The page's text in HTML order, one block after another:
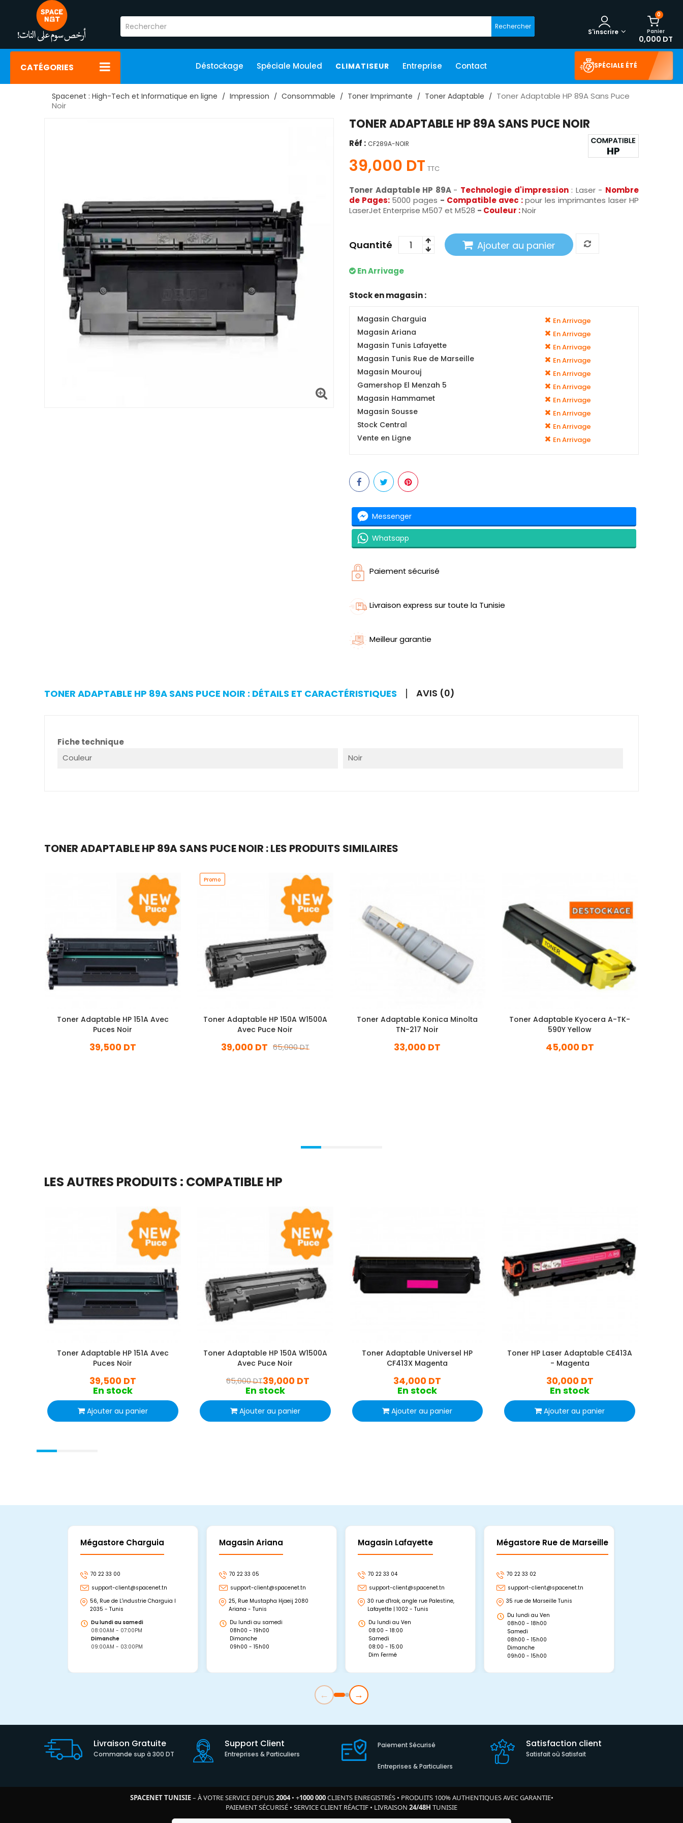
Rechercher
0
Panier
0,000 DT
S'inscrire
CATÉGORIES Déstockage Spéciale Mouled CLIMATISEUR Entreprise Contact SPÉCIALE ÉTÉ
Spacenet : High-Tech et Informatique en ligne Impression Consommable Toner Imprimante Toner Adaptable
Toner Adaptable HP 89A Sans Puce
Noir
TONER ADAPTABLE HP 89A SANS PUCE NOIR
Réf : CF289A-NOIR
39,000 DT TTC
Toner Adaptable HP 89A - Technologie d'impression: Laser - Nombre
de Pages: 5000 pages - Compatible avec :pour les imprimantes laser HP
LaserJet Enterprise M507 et M528 - Couleur :Noir
Quantité Ajouter au panier
En Arrivage
Stock en magasin :
Magasin Charguia En Arrivage
Magasin Ariana En Arrivage
Magasin Tunis Lafayette En Arrivage
Magasin Tunis Rue de Marseille En Arrivage
Magasin Mourouj En Arrivage
Gamershop El Menzah 5 En Arrivage
Magasin Hammamet En Arrivage
Magasin Sousse En Arrivage
Stock Central En Arrivage
Vente en Ligne En Arrivage
Messenger
Whatsapp
Paiement sécurisé
Livraison express sur toute la Tunisie
Meilleur garantie
TONER ADAPTABLE HP 89A SANS PUCE NOIR : DÉTAILS ET CARACTÉRISTIQUES AVIS (0)
Fiche technique
Couleur
Noir
TONER ADAPTABLE HP 89A SANS PUCE NOIR : LES PRODUITS SIMILAIRES
Toner Adaptable HP 151A Avec
Puces Noir
39,500 DT
Promo
Toner Adaptable HP 150A W1500A
Avec Puce Noir
65,000 DT
39,000 DT
Toner Adaptable Konica Minolta
TN-217 Noir
33,000 DT
Toner Adaptable Kyocera A-TK-
590Y Yellow
45,000 DT
LES AUTRES PRODUITS : COMPATIBLE HP
Toner Adaptable HP 151A Avec
Puces Noir
39,500 DT
En stock
Ajouter au panier
Toner Adaptable HP 150A W1500A
Avec Puce Noir
39,000 DT
65,000 DT
En stock
Ajouter au panier
Toner Adaptable Universel HP
CF413X Magenta
34,000 DT
En stock
Ajouter au panier
Toner HP Laser Adaptable CE413A
- Magenta
30,000 DT
En stock
Ajouter au panier
Mégastore Charguia
70 22 33 00
support-client@spacenet.tn
56, Rue de L'industrie Charguia I
2035 - Tunis
Du lundi au samedi
08:00AM - 07:00PM
Dimanche
09:00AM - 03:00PM
Magasin Ariana
70 22 33 05
support-client@spacenet.tn
25, Rue Mustapha Hjaeij 2080
Ariana - Tunis
Du lundi au samedi
08h00 - 19h00
Dimanche
09h00 - 15h00
Magasin Lafayette
70 22 33 04
support-client@spacenet.tn
30 rue d'Irak, angle rue Palestine,
Lafayette | 1002 - Tunis
Du lundi au Ven
08:00 - 18:00
Samedi
08:00 - 15:00
Dim Fermé
Mégastore Rue de Marseille
70 22 33 02
support-client@spacenet.tn
35 rue de Marseille Tunis
Du lundi au Ven
08h00 - 18h00
Samedi
08h00 - 15h00
Dimanche
09h00 - 15h00
← →
Livraison Gratuite
Commande sup à 300 DT
Support Client
Entreprises & Particuliers
Paiement Sécurisé
Entreprises & Particuliers
Satisfaction client
Satisfait où Satisfait
SPACENET TUNISIE– À VOTRE SERVICE DEPUIS2004• +1000 000CLIENTS ENREGISTRÉS• PRODUITS 100% AUTHENTIQUES AVEC GARANTIE•
PAIEMENT SÉCURISÉ • SERVICE CLIENT RÉACTIF • LIVRAISON 24/48H TUNISIE